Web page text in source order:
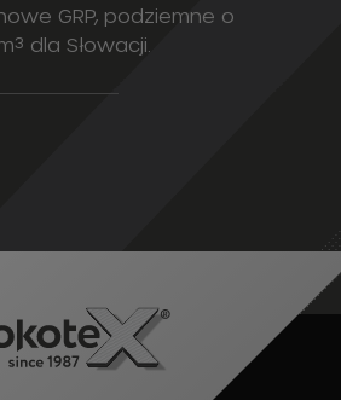
GRP, podziemne o
dla Słowacji.